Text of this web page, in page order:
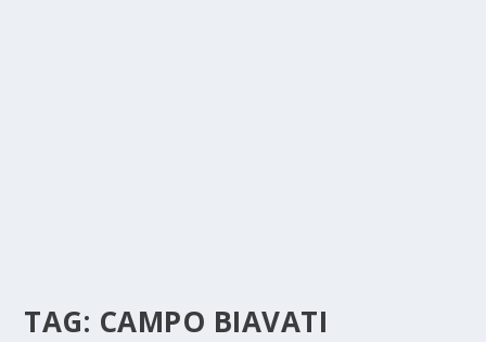
TAG: CAMPO BIAVATI